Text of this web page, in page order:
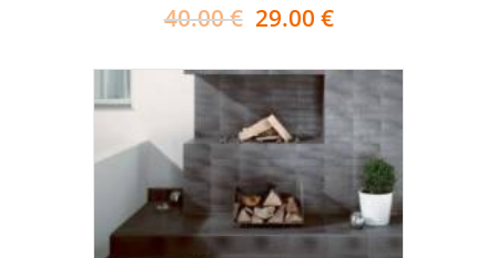
40.00€ 29.00 €